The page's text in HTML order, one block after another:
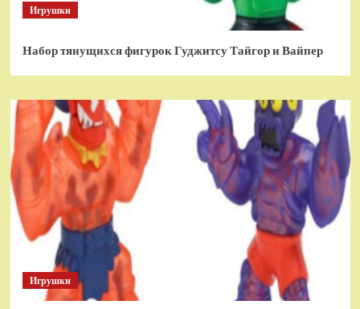
Игрушки
Набор тянущихся фигурок Гуджитсу Тайгор и Вайпер
Игрушки